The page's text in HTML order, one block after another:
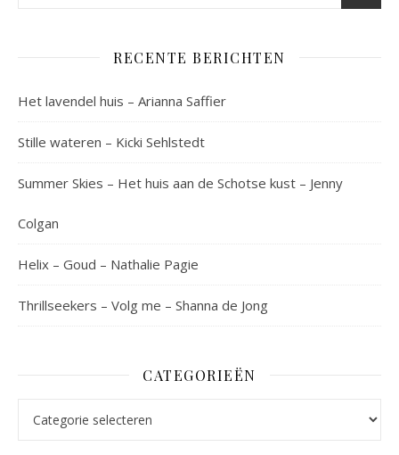
RECENTE BERICHTEN
Het lavendel huis – Arianna Saffier
Stille wateren – Kicki Sehlstedt
Summer Skies – Het huis aan de Schotse kust – Jenny
Colgan
Helix – Goud – Nathalie Pagie
Thrillseekers – Volg me – Shanna de Jong
CATEGORIEËN